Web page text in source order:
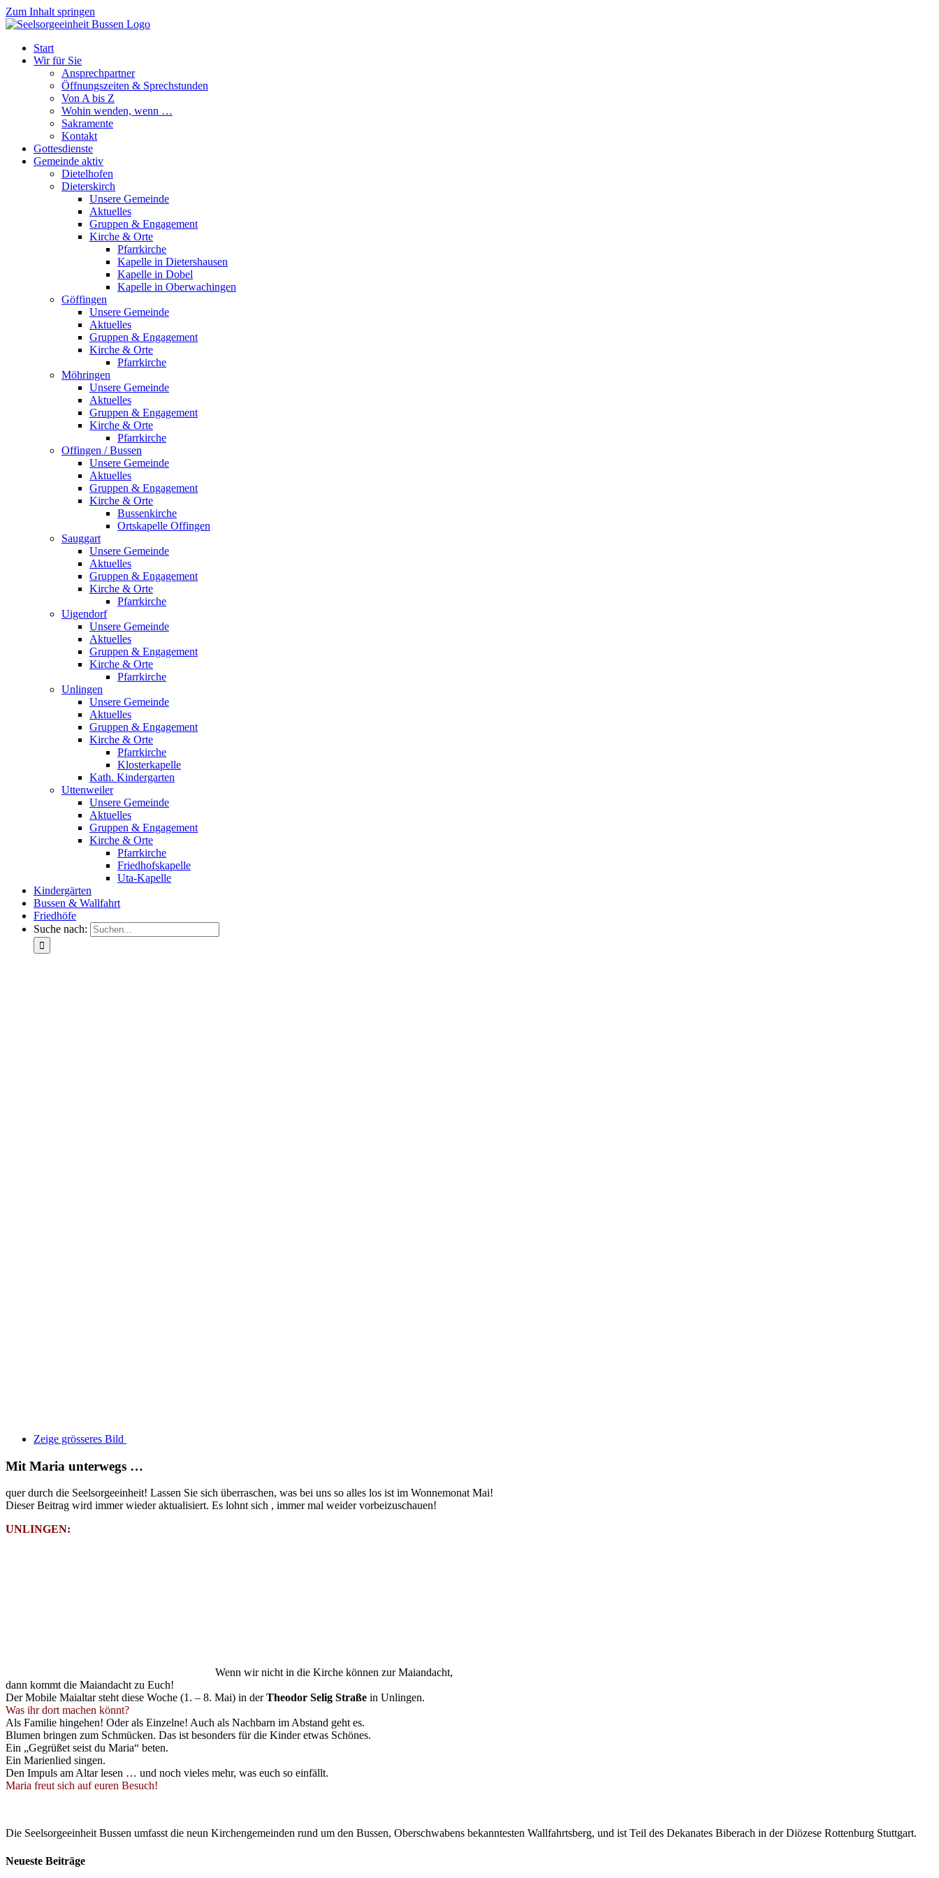
Zum Inhalt springen
Start
Wir für Sie
Ansprechpartner
Öffnungszeiten & Sprechstunden
Von A bis Z
Wohin wenden, wenn …
Sakramente
Kontakt
Gottesdienste
Gemeinde aktiv
Dietelhofen
Dieterskirch
Unsere Gemeinde
Aktuelles
Gruppen & Engagement
Kirche & Orte
Pfarrkirche
Kapelle in Dietershausen
Kapelle in Dobel
Kapelle in Oberwachingen
Göffingen
Unsere Gemeinde
Aktuelles
Gruppen & Engagement
Kirche & Orte
Pfarrkirche
Möhringen
Unsere Gemeinde
Aktuelles
Gruppen & Engagement
Kirche & Orte
Pfarrkirche
Offingen / Bussen
Unsere Gemeinde
Aktuelles
Gruppen & Engagement
Kirche & Orte
Bussenkirche
Ortskapelle Offingen
Sauggart
Unsere Gemeinde
Aktuelles
Gruppen & Engagement
Kirche & Orte
Pfarrkirche
Uigendorf
Unsere Gemeinde
Aktuelles
Gruppen & Engagement
Kirche & Orte
Pfarrkirche
Unlingen
Unsere Gemeinde
Aktuelles
Gruppen & Engagement
Kirche & Orte
Pfarrkirche
Klosterkapelle
Kath. Kindergarten
Uttenweiler
Unsere Gemeinde
Aktuelles
Gruppen & Engagement
Kirche & Orte
Pfarrkirche
Friedhofskapelle
Uta-Kapelle
Kindergärten
Bussen & Wallfahrt
Friedhöfe
Suche nach:
Zeige grösseres Bild
Mit Maria unterwegs …
quer durch die Seelsorgeeinheit! Lassen Sie sich überraschen, was bei uns so alles los ist im Wonnemonat Mai!
Dieser Beitrag wird immer wieder aktualisiert. Es lohnt sich , immer mal weider vorbeizuschauen!
UNLINGEN:
Wenn wir nicht in die Kirche können zur Maiandacht,
dann kommt die Maiandacht zu Euch!
Der Mobile Maialtar steht diese Woche (1. – 8. Mai) in derTheodor Selig Straße in Unlingen.
Was ihr dort machen könnt?
Als Familie hingehen! Oder als Einzelne! Auch als Nachbarn im Abstand geht es.
Blumen bringen zum Schmücken. Das ist besonders für die Kinder etwas Schönes.
Ein „Gegrüßet seist du Maria“ beten.
Ein Marienlied singen.
Den Impuls am Altar lesen … und noch vieles mehr, was euch so einfällt.
Maria freut sich auf euren Besuch!
Die Seelsorgeeinheit Bussen umfasst die neun Kirchengemeinden rund um den Bussen, Oberschwabens bekanntesten Wallfahrtsberg, und ist Teil des Dekanates Biberach in der Diözese Rottenburg Stuttgart.
Neueste Beiträge